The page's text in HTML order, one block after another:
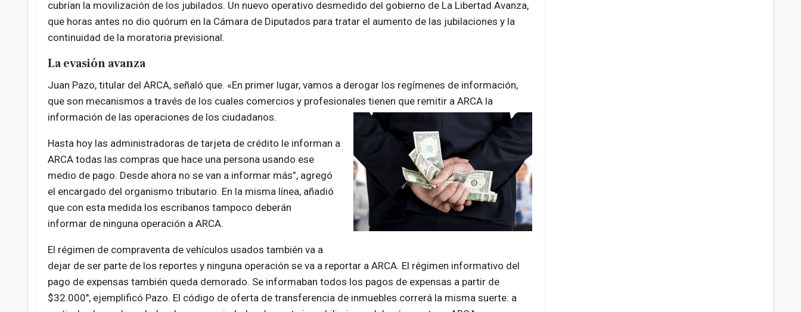
cubrían la movilización de los jubilados. Un nuevo operativo desmedido del gobierno de La Libertad Avanza,
que horas antes no dio quórum en la Cámara de Diputados para tratar el aumento de las jubilaciones y la
continuidad de la moratoria previsional.
La evasión avanza
Juan Pazo, titular del ARCA, señaló que. «En primer lugar, vamos a derogar los regímenes de información,
que son mecanismos a través de los cuales comercios y profesionales tienen que remitir a ARCA la
información de las operaciones de los ciudadanos.
Hasta hoy las administradoras de tarjeta de crédito le informan a
ARCA todas las compras que hace una persona usando ese
medio de pago. Desde ahora no se van a informar más”, agregó
el encargado del organismo tributario. En la misma línea, añadió
que con esta medida los escribanos tampoco deberán
informar de ninguna operación a ARCA.
El régimen de compraventa de vehículos usados también va a
dejar de ser parte de los reportes y ninguna operación se va a reportar a ARCA. El régimen informativo del
pago de expensas también queda demorado. Se informaban todos los pagos de expensas a partir de
$32.000″, ejemplificó Pazo. El código de oferta de transferencia de inmuebles correrá la misma suerte: a